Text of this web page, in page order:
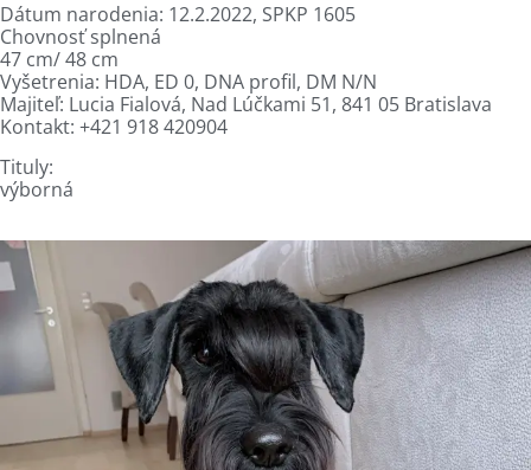
Dátum narodenia: 12.2.2022, SPKP 1605
Chovnosť splnená
47 cm/ 48 cm
Vyšetrenia: HDA, ED 0, DNA profil, DM N/N
Majiteľ: Lucia Fialová, Nad Lúčkami 51, 841 05 Bratislava
Kontakt: +421 918 420904
Tituly:
výborná